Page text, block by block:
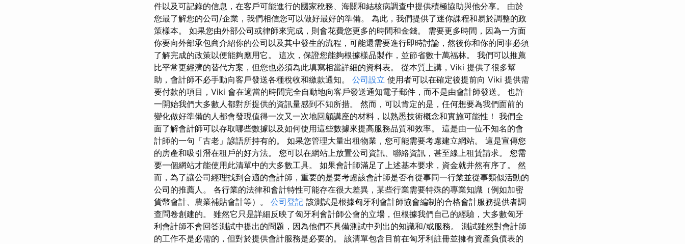
件以及可記錄的信息，在客戶可能進行的國家稅務、海關和結核病調查中提供積極協助與他分享。 由於
您最了解您的公司/企業，我們相信您可以做好最好的準備。 為此，我們提供了迷你課程和易於調整的政
策樣本。 如果您由外部公司或律師來完成，則會花費您更多的時間和金錢。 需要更多時間，因為一方面
你要向外部承包商介紹你的公司以及其中發生的流程，可能還需要進行即時討論，然後你和你的同事必須
了解完成的政策以便能夠應用它。 這次，保證您能夠根據樣品製作，並節省數十萬福林。 我們可以推薦
比平常更經濟的替代方案，但您也必須為此填寫相當詳細的資料表。 從本質上講，Viki 提供了很多幫
助，會計師不必手動向客戶發送各種稅收和繳款通知。 公司設立 使用者可以在確定後提前向 Viki 提供需
要付款的項目，Viki 會在適當的時間完全自動地向客戶發送通知電子郵件，而不是由會計師發送。 也許
一開始我們大多數人都對所提供的資訊量感到不知所措。 然而，可以肯定的是，任何想要為我們面前的
變化做好準備的人都會發現值得一次又一次地回顧講座的材料，以熟悉技術概念和實施可能性！ 我們全
面了解會計師可以存取哪些數據以及如何使用這些數據來提高服務品質和效率。 這是由一位不知名的會
計師的一句「古老」諺語所持有的。 如果您管理大量出租物業，您可能需要考慮建立網站。 這是宣傳您
的房產和吸引潛在租戶的好方法。 您可以在網站上放置公司資訊、聯絡資訊，甚至線上租賃請求。 您需
要一個網站才能使用此清單中的大多數工具。 如果會計師滿足了上述基本要求，資金就井然有序了。 然
而，為了讓公司經理找到合適的會計師，重要的是要考慮該會計師是否有從事同一行業並從事類似活動的
公司的推薦人。 各行業的法律和會計特性可能存在很大差異，某些行業需要特殊的專業知識（例如加密
貨幣會計、農業補貼會計等）。 公司登記 該測試是根據匈牙利會計師協會編制的合格會計服務提供者調
查問卷創建的。 雖然它只是詳細反映了匈牙利會計師公會的立場，但根據我們自己的經驗，大多數匈牙
利會計師不會回答測試中提出的問題，因為他們不具備測試中列出的知識和/或服務。 測試雖然對會計師
的工作不是必需的，但對於提供會計服務是必要的。 該清單包含目前在匈牙利註冊並擁有資產負債表的